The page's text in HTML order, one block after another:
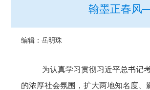
翰墨正春风
编辑：岳明珠
为认真学习贯彻习近平总书记
的浓厚社会氛围，扩大两地知名度、